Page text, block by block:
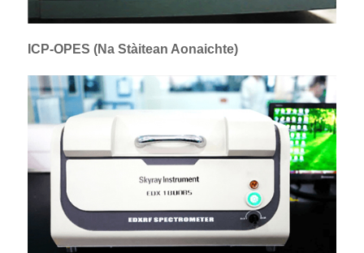
ICP-OPES (Na Stàitean Aonaichte)